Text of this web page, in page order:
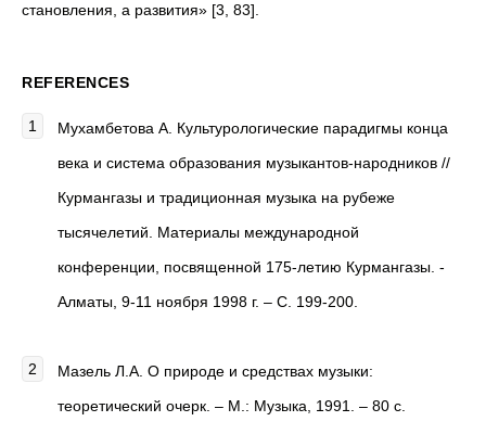
становления, а развития» [3, 83].
REFERENCES
Мухамбетова А. Культурологические парадигмы конца
века и система образования музыкантов-народников //
Курмангазы и традиционная музыка на рубеже
тысячелетий. Материалы международной
конференции, посвященной 175-летию Курмангазы. -
Алматы, 9-11 ноября 1998 г. – С. 199-200.
Мазель Л.А. О природе и средствах музыки:
теоретический очерк. – М.: Музыка, 1991. – 80 с.